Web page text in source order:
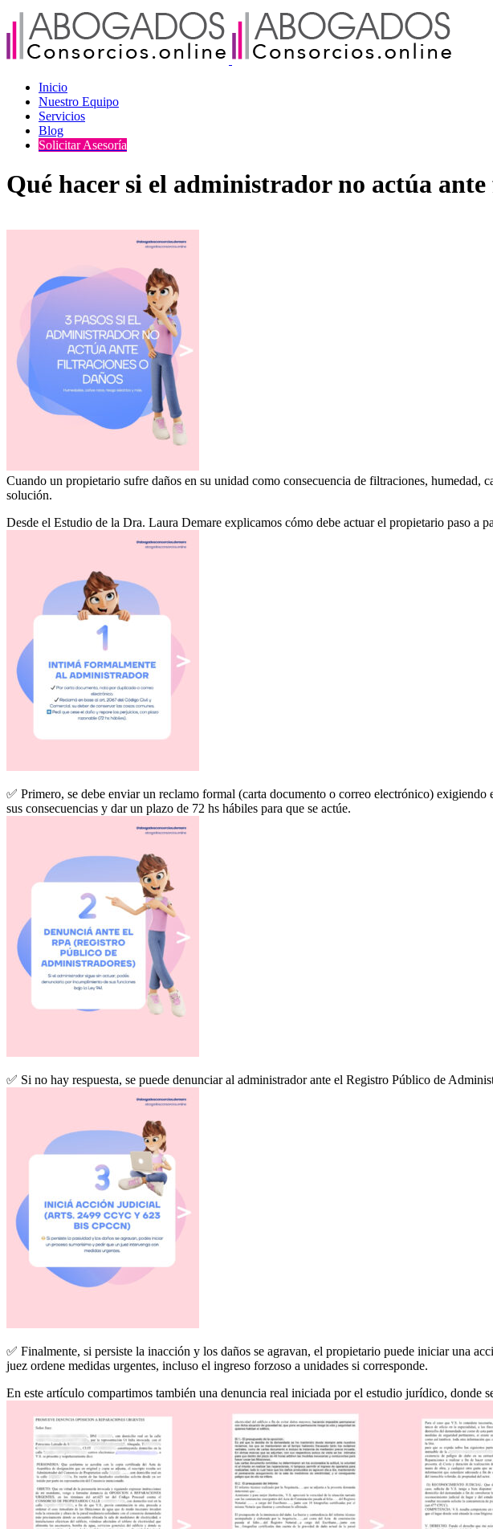
Skip
content
Inicio
Nuestro Equipo
Servicios
Blog
Solicitar Asesoría
Qué hacer si el administrador no actúa
Cuando un propietario sufre daños en su unidad como consecuencia de filtraciones, humedad,
solución.
Desde el Estudio de la Dra. Laura Demare explicamos cómo debe actuar el propietario paso a
✅ Primero, se debe enviar un reclamo formal (carta documento o correo electrónico)
sus consecuencias y dar un plazo de 72 hs hábiles para que se actúe.
✅ Si no hay respuesta, se puede denunciar al administrador ante el Registro Público de
✅ Finalmente, si persiste la inacción y los daños se agravan, el propietario puede iniciar una
juez ordene medidas urgentes, incluso el ingreso forzoso a unidades si corresponde.
En este artículo compartimos también una denuncia real iniciada por el estudio jurídico, donde